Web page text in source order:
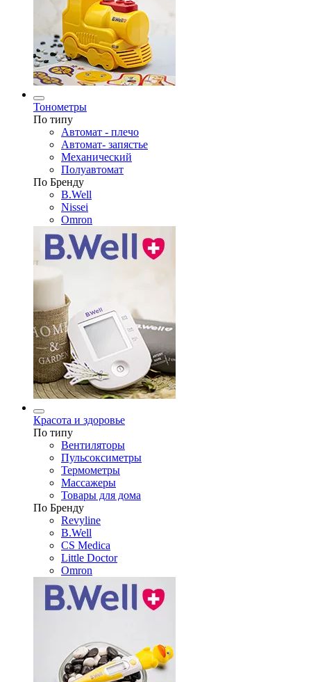
Тонометры
По типу
Автомат - плечо
Автомат- запястье
Механический
Полуавтомат
По Бренду
B.Well
Nissei
Omron
Красота и здоровье
По типу
Вентиляторы
Пульсоксиметры
Термометры
Массажеры
Товары для дома
По Бренду
Revyline
B.Well
CS Medica
Little Doctor
Omron